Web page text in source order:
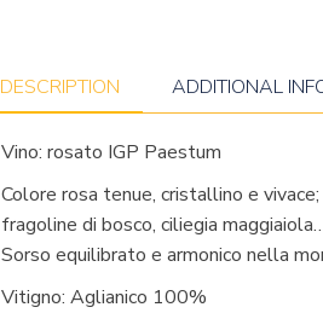
DESCRIPTION ADDITIONAL
Vino: rosato IGP Paestum
Colore rosa tenue, cristallino e
fragoline di bosco, ciliegia
Sorso equilibrato e armonico nella
Vitigno: Aglianico 100%